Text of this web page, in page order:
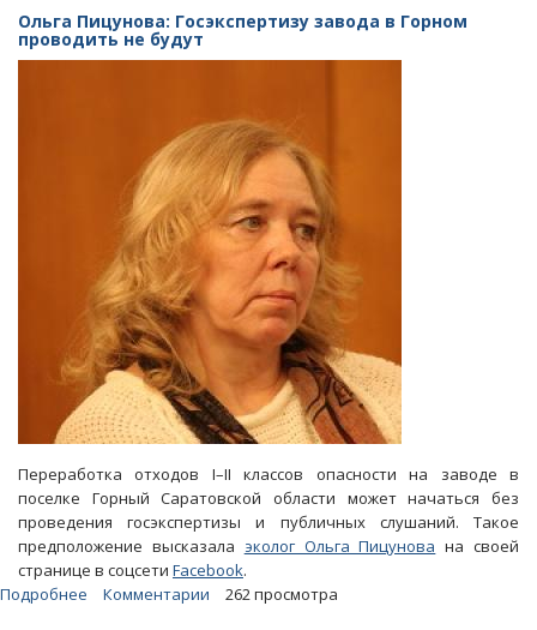
о
показухе
Горном
Ольга Пицунова: Госэкспертизу завода в Горном
проводить не будут
Переработка отходов I–II классов опасности на заводе в
поселке Горный Саратовской области может начаться без
проведения госэкспертизы и публичных слушаний. Такое
предположение высказала эколог Ольга Пицунова на своей
странице в соцсети Facebook.
Подробнее
Комментарии 262 просмотра